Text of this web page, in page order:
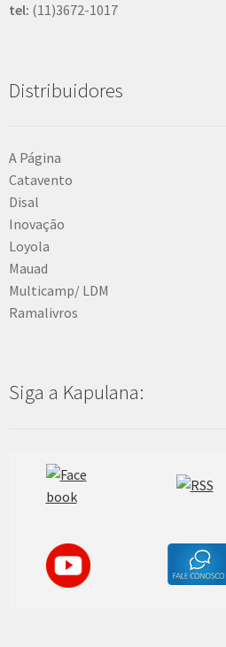
tel: (11)3672-1017
Distribuidores
A Página
Catavento
Disal
Inovação
Loyola
Mauad
Multicamp/ LDM
Ramalivros
Siga a Kapulana: